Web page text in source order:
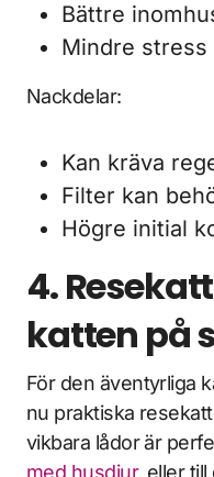
Bättre
Mindre stress
Nackdelar:
Kan kräva
Filter kan
Högre initial
4.
katten på
För den äventyrliga
nu praktiska
vikbara lådor är
med husdjur, eller